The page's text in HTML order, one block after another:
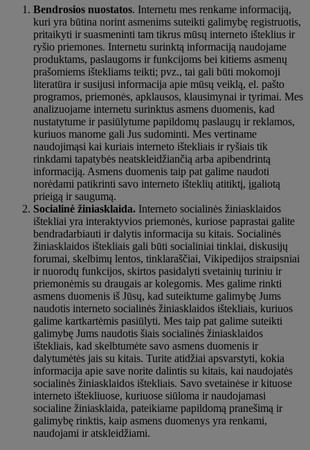
Bendrosios nuostatos. Internetu mes renkame informaciją,
kuri yra būtina norint asmenims suteikti galimybę registruotis,
pritaikyti ir suasmeninti tam tikrus mūsų interneto išteklius ir
ryšio priemones. Internetu surinktą informaciją naudojame
produktams, paslaugoms ir funkcijoms bei kitiems asmenų
prašomiems ištekliams teikti; pvz., tai gali būti mokomoji
literatūra ir susijusi informacija apie mūsų veiklą, el. pašto
programos, priemonės, apklausos, klausimynai ir tyrimai. Mes
analizuojame internetu surinktus asmens duomenis, kad
nustatytume ir pasiūlytume papildomų paslaugų ir reklamos,
kuriuos manome gali Jus sudominti. Mes vertiname
naudojimąsi kai kuriais interneto ištekliais ir ryšiais tik
rinkdami tapatybės neatskleidžiančią arba apibendrintą
informaciją. Asmens duomenis taip pat galime naudoti
norėdami patikrinti savo interneto išteklių atitiktį, įgaliotą
prieigą ir saugumą.
Socialinė žiniasklaida. Interneto socialinės žiniasklaidos
ištekliai yra interaktyvios priemonės, kuriose paprastai galite
bendradarbiauti ir dalytis informacija su kitais. Socialinės
žiniasklaidos ištekliais gali būti socialiniai tinklai, diskusijų
forumai, skelbimų lentos, tinklaraščiai, Vikipedijos straipsniai
ir nuorodų funkcijos, skirtos pasidalyti svetainių turiniu ir
priemonėmis su draugais ar kolegomis. Mes galime rinkti
asmens duomenis iš Jūsų, kad suteiktume galimybę Jums
naudotis interneto socialinės žiniasklaidos ištekliais, kuriuos
galime kartkartėmis pasiūlyti. Mes taip pat galime suteikti
galimybę Jums naudotis šiais socialinės žiniasklaidos
ištekliais, kad skelbtumėte savo asmens duomenis ir
dalytumėtės jais su kitais. Turite atidžiai apsvarstyti, kokia
informacija apie save norite dalintis su kitais, kai naudojatės
socialinės žiniasklaidos ištekliais. Savo svetainėse ir kituose
interneto ištekliuose, kuriuose siūloma ir naudojamasi
socialine žiniasklaida, pateikiame papildomą pranešimą ir
galimybę rinktis, kaip asmens duomenys yra renkami,
naudojami ir atskleidžiami.